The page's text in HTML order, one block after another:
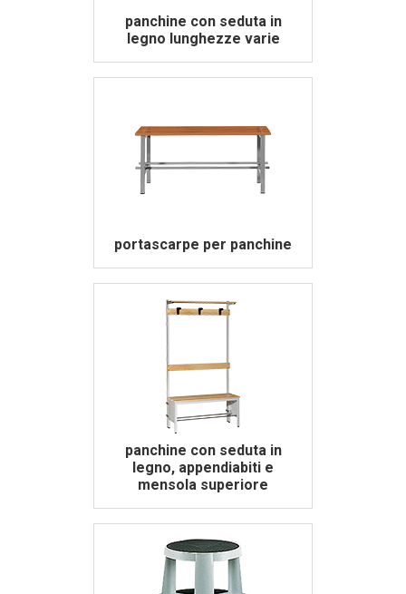
panchine con seduta in
legno lunghezze varie
portascarpe per panchine
panchine con seduta in
legno, appendiabiti e
mensola superiore